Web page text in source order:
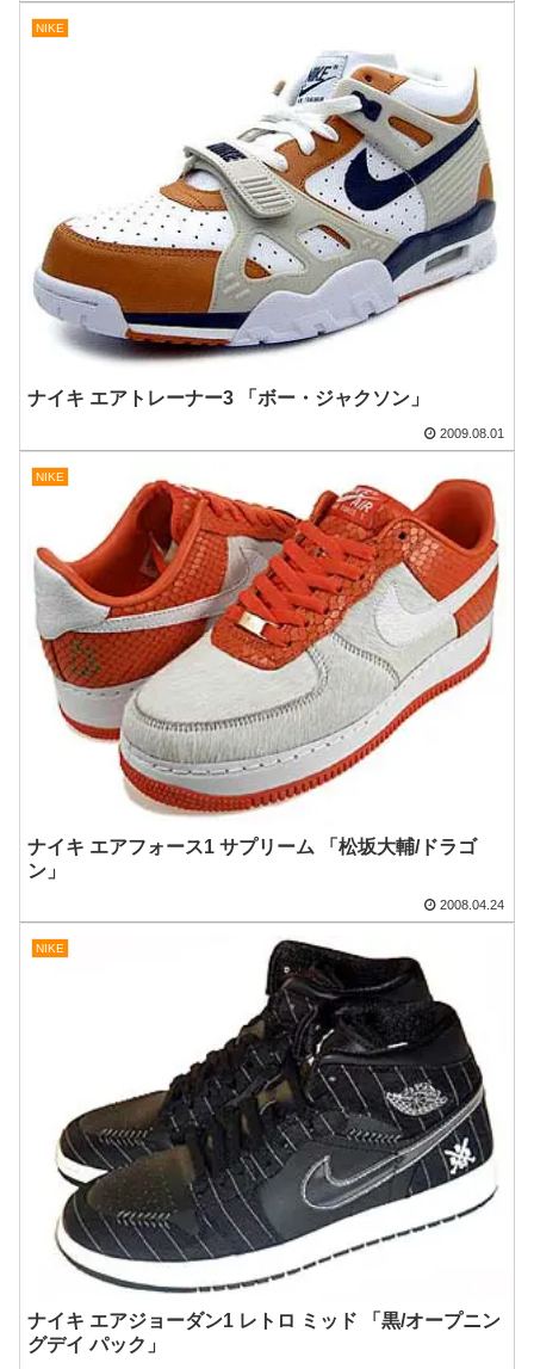
NIKE
ナイキ エアトレーナー3 「ボー・ジャクソン」
2009.08.01
NIKE
ナイキ エアフォース1 サプリーム 「松坂大輔/ドラゴ
ン」
2008.04.24
NIKE
ナイキ エアジョーダン1 レトロ ミッド 「黒/オープニン
グデイ パック」